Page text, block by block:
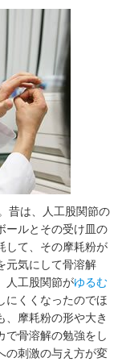
昔は、人工股関節の
ールとその受け皿の
して、その摩耗粉が
元気にして骨溶解
人工股関節がゆるむ
にくくなったのでほ
、摩耗粉の形や大き
で骨溶解の勉強をし
の刺激の与え方が変